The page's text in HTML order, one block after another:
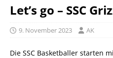
Let’s go – SSC
9. November 2023 AK
Die SSC Basketballer starten